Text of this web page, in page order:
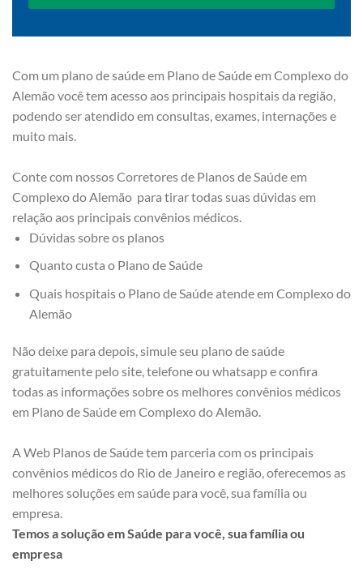
Com um plano de saúde em Plano de Saúde em Complexo do
Alemão você tem acesso aos principais hospitais da região,
podendo ser atendido em consultas, exames, internações e
muito mais.
Conte com nossos Corretores de Planos de Saúde em
Complexo do Alemão para tirar todas suas dúvidas em
relação aos principais convênios médicos.
Dúvidas sobre os planos
Quanto custa o Plano de Saúde
Quais hospitais o Plano de Saúde atende em Complexo do
Alemão
Não deixe para depois, simule seu plano de saúde
gratuitamente pelo site, telefone ou whatsapp e confira
todas as informações sobre os melhores convênios médicos
em Plano de Saúde em Complexo do Alemão.
A Web Planos de Saúde tem parceria com os principais
convênios médicos do Rio de Janeiro e região, oferecemos as
melhores soluções em saúde para você, sua família ou
empresa.
Temos a solução em Saúde para você, sua família ou
empresa